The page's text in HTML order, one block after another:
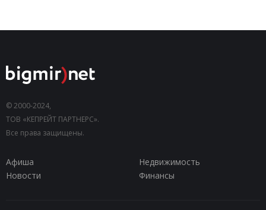
© 2000-2024,
ТОВ «КЕПРЕЙТ ПАРТНЕРС».
Все права защищены.
Афиша
Недвижимость
Новости
Финансы